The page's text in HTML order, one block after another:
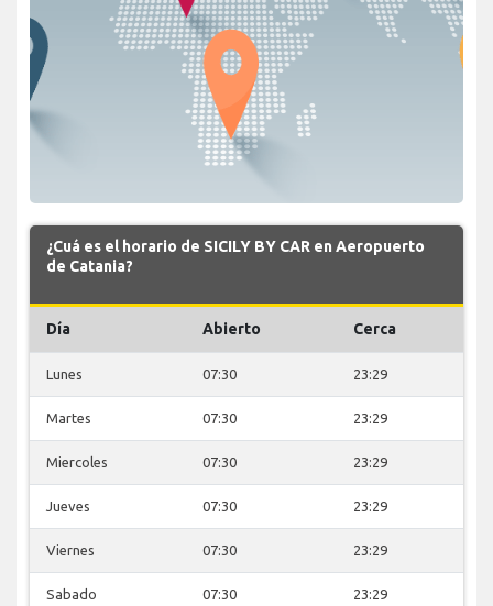
¿Cuá es el horario de SICILY BY CAR en Aeropuerto
de Catania?
Día Abierto Cerca
Lunes 07:30 23:29
Martes 07:30 23:29
Miercoles 07:30 23:29
Jueves 07:30 23:29
Viernes 07:30 23:29
Sabado 07:30 23:29